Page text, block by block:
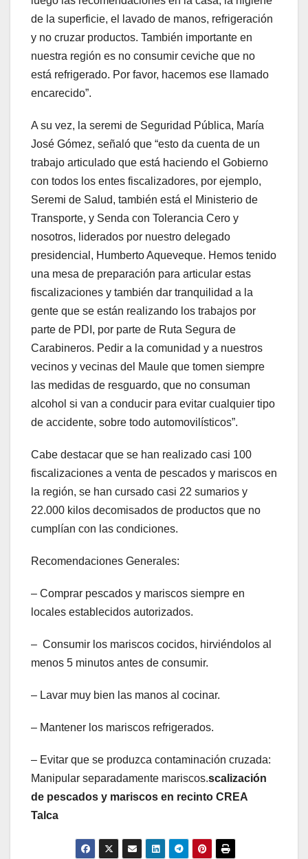
de la superficie, el lavado de manos, refrigeración
y no cruzar productos. También importante en
nuestra región es no consumir ceviche que no
está refrigerado. Por favor, hacemos ese llamado
encarecido”.
A su vez, la seremi de Seguridad Pública, María
José Gómez, señaló que “esto da cuenta de un
trabajo articulado que está haciendo el Gobierno
con todos los entes fiscalizadores, por ejemplo,
Seremi de Salud, también está el Ministerio de
Transporte, y Senda con Tolerancia Cero y
nosotros, liderados por nuestro delegado
presidencial, Humberto Aqueveque. Hemos tenido
una mesa de preparación para articular estas
fiscalizaciones y también dar tranquilidad a la
gente que se están realizando los trabajos por
parte de PDI, por parte de Ruta Segura de
Carabineros. Pedir a la comunidad y a nuestros
vecinos y vecinas del Maule que tomen siempre
las medidas de resguardo, que no consuman
alcohol si van a conducir para evitar cualquier tipo
de accidente, sobre todo automovilísticos”.
Cabe destacar que se han realizado casi 100
fiscalizaciones a venta de pescados y mariscos en
la región, se han cursado casi 22 sumarios y
22.000 kilos decomisados de productos que no
cumplían con las condiciones.
Recomendaciones Generales:
– Comprar pescados y mariscos siempre en
locales establecidos autorizados.
– Consumir los mariscos cocidos, hirviéndolos al
menos 5 minutos antes de consumir.
– Lavar muy bien las manos al cocinar.
– Mantener los mariscos refrigerados.
– Evitar que se produzca contaminación cruzada:
Manipular separadamente mariscos.scalización
de pescados y mariscos en recinto CREA
Talca